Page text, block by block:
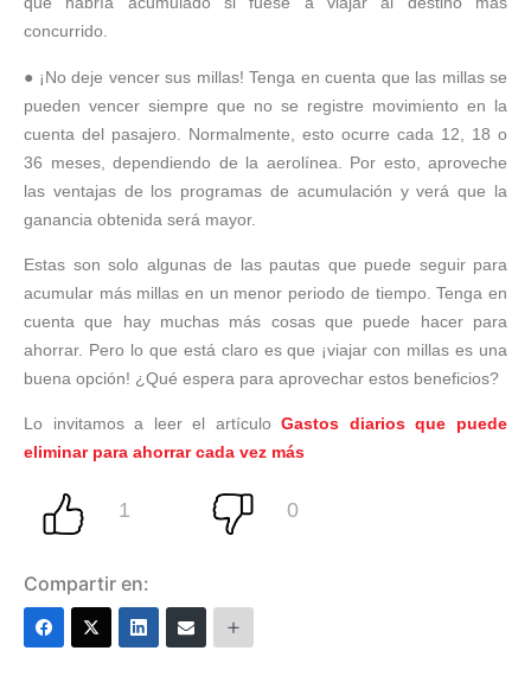
concurrido.
● ¡No deje vencer sus millas! Tenga en cuenta que las millas se
pueden vencer siempre que no se registre movimiento en la
cuenta del pasajero. Normalmente, esto ocurre cada 12, 18 o
36 meses, dependiendo de la aerolínea. Por esto, aproveche
las ventajas de los programas de acumulación y verá que la
ganancia obtenida será mayor.
Estas son solo algunas de las pautas que puede seguir para
acumular más millas en un menor periodo de tiempo. Tenga en
cuenta que hay muchas más cosas que puede hacer para
ahorrar. Pero lo que está claro es que ¡viajar con millas es una
buena opción! ¿Qué espera para aprovechar estos beneficios?
Lo invitamos a leer el artículoGastos diarios que puede
eliminar para ahorrar cada vez más
Compartir en: